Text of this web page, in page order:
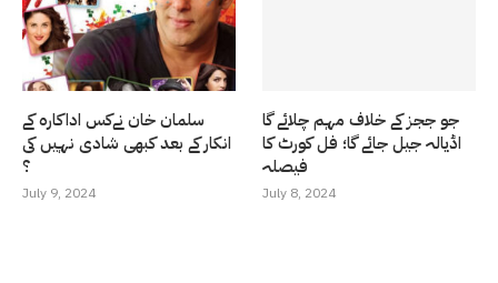
سلمان خان نےکس اداکارہ کے
انکار کے بعد کبھی شادی نہیں کی
؟
July 9, 2024
جو ججز کے خلاف مہم چلائے گا
اڈیالہ جیل جائے گا؛ فل کورٹ کا
فیصلہ
July 8, 2024